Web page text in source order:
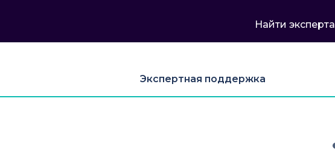
Найти эксперта
Экспертная поддержка